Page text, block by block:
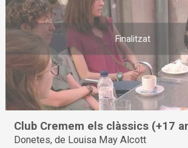
Finalitzat
Club Cremem els clàssics (+17
Donetes, de Louisa May Alcott